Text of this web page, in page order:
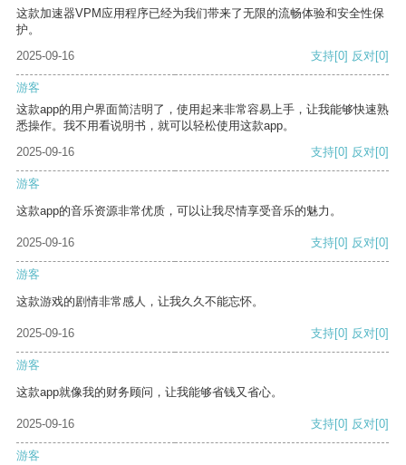
这款加速器VPM应用程序已经为我们带来了无限的流畅体验和安全性保
护。
2025-09-16
支持[0] 反对[0]
游客
这款app的用户界面简洁明了，使用起来非常容易上手，让我能够快速熟
悉操作。我不用看说明书，就可以轻松使用这款app。
2025-09-16
支持[0] 反对[0]
游客
这款app的音乐资源非常优质，可以让我尽情享受音乐的魅力。
2025-09-16 支持[0] 反对[0]
游客
这款游戏的剧情非常感人，让我久久不能忘怀。
2025-09-16 支持[0] 反对[0]
游客
这款app就像我的财务顾问，让我能够省钱又省心。
2025-09-16 支持[0] 反对[0]
游客